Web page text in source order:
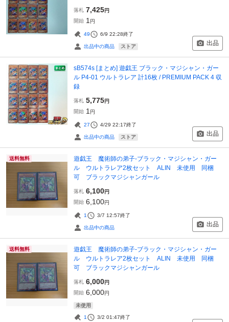
落札 7,425円
開始 1 円
49 6/9 22:28終了
出品中の商品 ストア 出品
sB574s [まとめ] 遊戯王 ブラック・マジシャン・ガー
ル P4-01 ウルトラレア 計16枚 / PREMIUM PACK 4 収
録
落札 5,775円
開始 1 円
27 4/29 22:17終了
出品中の商品 ストア 出品
送料無料
遊戯王 魔術師の弟子-ブラック・マジシャン・ガー
ル ウルトラレア2枚セット ALIN 未使用 同梱
可 ブラックマジシャンガール
落札 6,100円
開始 6,100円
1 3/7 12:57終了
出品中の商品 出品
送料無料
遊戯王 魔術師の弟子-ブラック・マジシャン・ガー
ル ウルトラレア2枚セット ALIN 未使用 同梱
可 ブラックマジシャンガール
落札 6,000円
開始 6,000円
未使用
1 3/2 01:47終了